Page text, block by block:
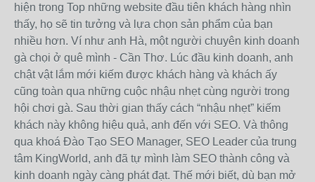
hiện trong Top những website đầu tiên khách hàng nhìn
thấy, họ sẽ tin tưởng và lựa chọn sản phẩm của bạn
nhiều hơn. Ví như anh Hà, một người chuyên kinh doanh
gà chọi ở quê mình - Cần Thơ. Lúc đầu kinh doanh, anh
chật vật lắm mới kiếm được khách hàng và khách ấy
cũng toàn qua những cuộc nhậu nhẹt cùng người trong
hội chơi gà. Sau thời gian thấy cách “nhậu nhẹt” kiếm
khách này không hiệu quả, anh đến với SEO. Và thông
qua khoá Đào Tạo SEO Manager, SEO Leader của trung
tâm KingWorld, anh đã tự mình làm SEO thành công và
kinh doanh ngày càng phát đạt. Thế mới biết, dù bạn mở